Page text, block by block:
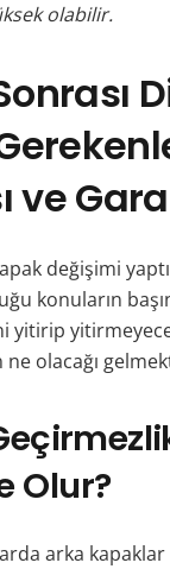
olabilir.
ve
değişimi
konuların
yitirip
olacağı
Olur?
arka